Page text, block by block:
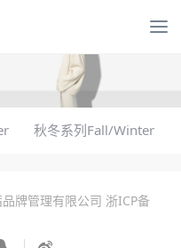
秋冬系列Fall/Winter
牌管理有限公司 浙ICP备